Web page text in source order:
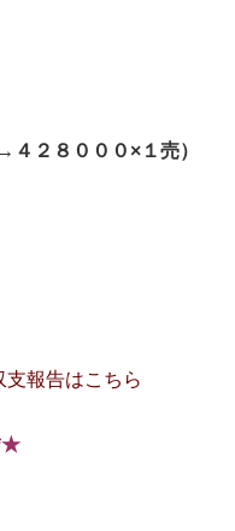
２８０００×１売）
報告はこちら